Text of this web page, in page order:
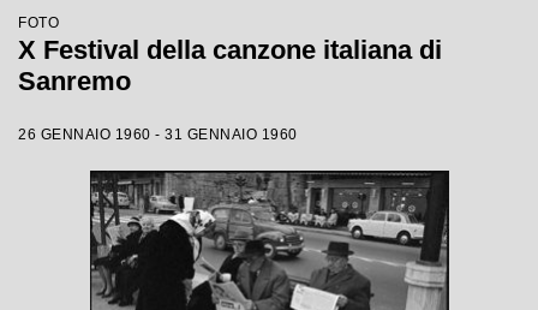
FOTO
X Festival della canzone italiana di
Sanremo
26 GENNAIO 1960 - 31 GENNAIO 1960